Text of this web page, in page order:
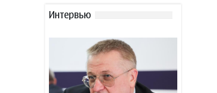
Вэнс заявил о прогрессе на
Bloomberg: Украина и Запад
могут встать перед
необходимостью принять
условия РФ
Интервью